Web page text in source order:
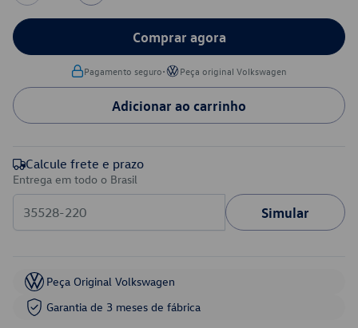
Comprar agora
Pagamento seguro• Peça original Volkswagen
Adicionar ao carrinho
Calcule frete e prazo
Entrega em todo o Brasil
Simular
Peça Original Volkswagen
Garantia de 3 meses de fábrica